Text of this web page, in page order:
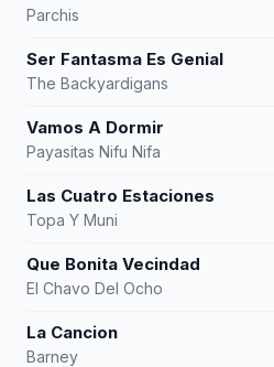
Parchis
Ser Fantasma Es Genial
The Backyardigans
Vamos A Dormir
Payasitas Nifu Nifa
Las Cuatro Estaciones
Topa Y Muni
Que Bonita Vecindad
El Chavo Del Ocho
La Cancion
Barney